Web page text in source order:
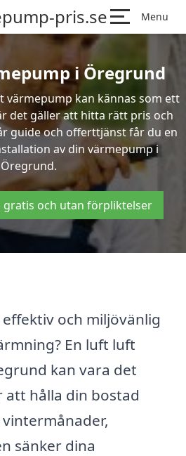
pris.se Menu
i Öregrund
värmepump kan kännas som ett
det gäller att hitta rätt pris och
guide och offerttjänst får du en
av din värmepump i
Öregrund.
gratis och utan förpliktelser
och miljövänlig
En luft luft
kan vara det
hålla din bostad
sänker dina